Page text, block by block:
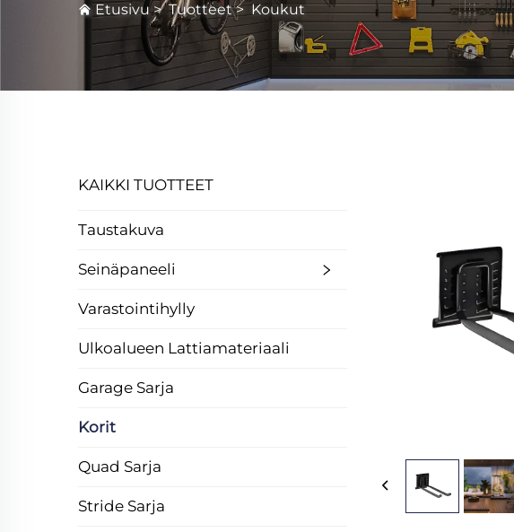
Etusivu>Tuotteet>Koukut
KAIKKI TUOTTEET
Taustakuva
Seinäpaneeli
Varastointihylly
Ulkoalueen Lattiamateriaali
Garage Sarja
Korit
Quad Sarja
Stride Sarja